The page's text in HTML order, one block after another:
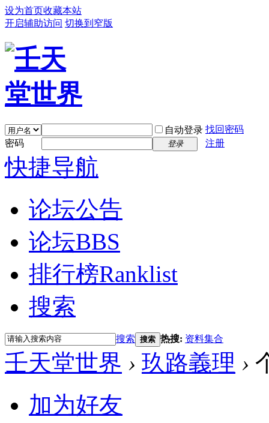
设为首页收藏本站
开启辅助访问 切换到窄版
自动登录 找回密码
密码
登录 注册
快捷导航
论坛公告
论坛BBS
排行榜Ranklist
搜索
搜索 搜索 热搜: 资料集合
壬天堂世界 › 玖路義理 ›
加为好友